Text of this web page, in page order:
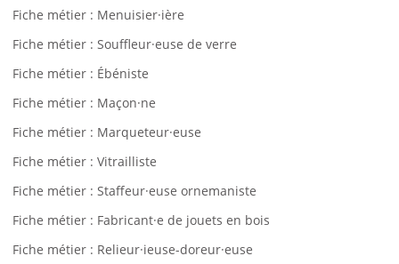
Fiche métier : Menuisier·ière
Fiche métier : Souffleur·euse de verre
Fiche métier : Ébéniste
Fiche métier : Maçon·ne
Fiche métier : Marqueteur·euse
Fiche métier : Vitrailliste
Fiche métier : Staffeur·euse ornemaniste
Fiche métier : Fabricant·e de jouets en bois
Fiche métier : Relieur·ieuse-doreur·euse